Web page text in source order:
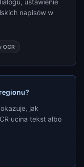
ustawienie
napisów w
OCR
jak
ucina tekst albo